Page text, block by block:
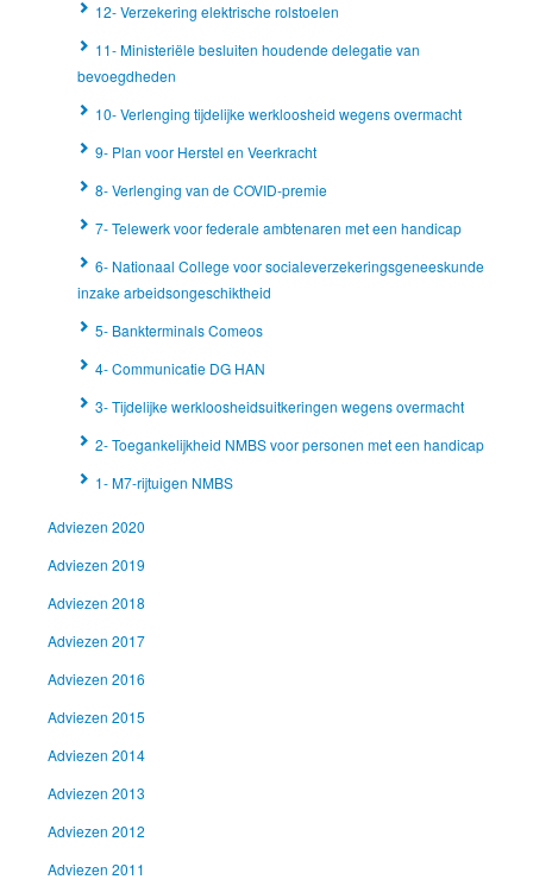
12- Verzekering elektrische rolstoelen
11- Ministeriële besluiten houdende delegatie van
bevoegdheden
10- Verlenging tijdelijke werkloosheid wegens overmacht
9- Plan voor Herstel en Veerkracht
8- Verlenging van de COVID-premie
7- Telewerk voor federale ambtenaren met een handicap
6- Nationaal College voor socialeverzekeringsgeneeskunde
inzake arbeidsongeschiktheid
5- Bankterminals Comeos
4- Communicatie DG HAN
3- Tijdelijke werkloosheidsuitkeringen wegens overmacht
2- Toegankelijkheid NMBS voor personen met een handicap
1- M7-rijtuigen NMBS
Adviezen 2020
Adviezen 2019
Adviezen 2018
Adviezen 2017
Adviezen 2016
Adviezen 2015
Adviezen 2014
Adviezen 2013
Adviezen 2012
Adviezen 2011